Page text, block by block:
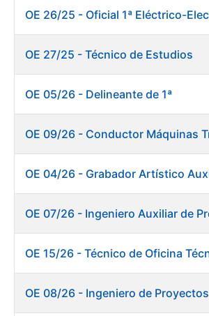
Mostrar/Ocultar
OE 27/25 - Técnico de Estudios
OE 05/26 - Delineante de 1ª
OE 08/26 - Ingeniero de Proyectos